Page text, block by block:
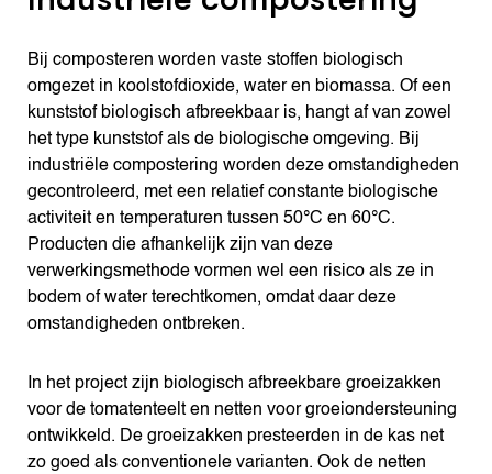
Bij composteren worden vaste stoffen biologisch
omgezet in koolstofdioxide, water en biomassa. Of een
kunststof biologisch afbreekbaar is, hangt af van zowel
het type kunststof als de biologische omgeving. Bij
industriële compostering worden deze omstandigheden
gecontroleerd, met een relatief constante biologische
activiteit en temperaturen tussen 50°C en 60°C.
Producten die afhankelijk zijn van deze
verwerkingsmethode vormen wel een risico als ze in
bodem of water terechtkomen, omdat daar deze
omstandigheden ontbreken.
In het project zijn biologisch afbreekbare groeizakken
voor de tomatenteelt en netten voor groeiondersteuning
ontwikkeld. De groeizakken presteerden in de kas net
zo goed als conventionele varianten. Ook de netten